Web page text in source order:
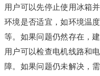
用户可以先停止使用冰箱
环境是否适宜，如环境温
等。如果问题仍然存在，
用户可以检查电机线路和
障。如果问题仍未解决，